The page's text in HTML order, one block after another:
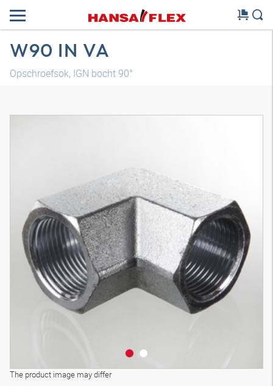
W90 IN VA
Opschroefsok, IGN bocht 90°
The product image may differ